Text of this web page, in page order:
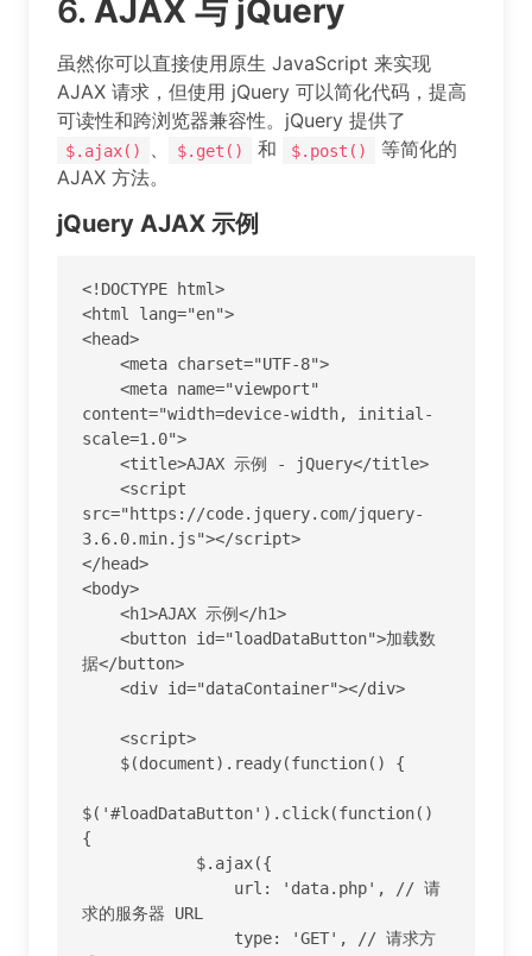
6. AJAX 与 jQuery
虽然你可以直接使用原生 JavaScript 来实现
AJAX 请求，但使用 jQuery 可以简化代码，提高
可读性和跨浏览器兼容性。jQuery 提供了
$.ajax() 、 $.get() 和 $.post()
等简化的
AJAX 方法。
jQuery AJAX 示例
<!DOCTYPE html>
<html lang="en">
<head>
content="width=device-width, initial-
scale=1.0">
src="https://code.jquery.com/jquery-
3.6.0.min.js"></script>
</head>
<body>
据</button>
$('#loadDataButton').click(function()
{
求的服务器 URL